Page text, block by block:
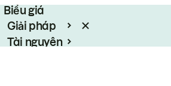
Biểu giá
Giải pháp
Tài nguyên